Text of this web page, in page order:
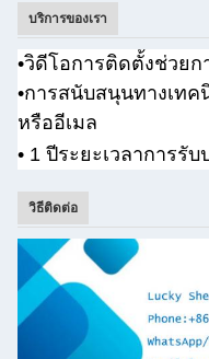
บริการของเรา
•วิดีโอการติดตั้งช่วยก
•การสนับสนุนทางเท
หรืออีเมล
• 1 ปีระยะเวลาการรั
วิธีติดต่อ